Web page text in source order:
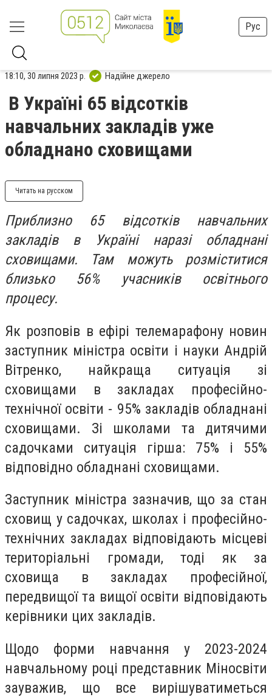
Рус
18:10, 30 липня 2023 р. Надійне джерело
В Україні 65 відсотків
навчальних закладів уже
обладнано сховищами
Читать на русском
Приблизно 65 відсотків навчальних
закладів в Україні наразі обладнані
сховищами. Там можуть розміститися
близько 56% учасників освітнього
процесу.
Як розповів в ефірі телемарафону новин
заступник міністра освіти і науки Андрій
Вітренко, найкраща ситуація зі
сховищами в закладах професійно-
технічної освіти - 95% закладів обладнані
сховищами. Зі школами та дитячими
садочками ситуація гірша: 75% і 55%
відповідно обладнані сховищами.
Заступник міністра зазначив, що за стан
сховищ у садочках, школах і професійно-
технічних закладах відповідають місцеві
територіальні громади, тоді як за
сховища в закладах професійної,
передвищої та вищої освіти відповідають
керівники цих закладів.
Щодо форми навчання у 2023-2024
навчальному році представник Міносвіти
зауважив, що все вирішуватиметься